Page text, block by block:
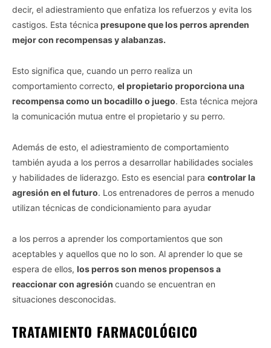
decir, el adiestramiento que enfatiza los refuerzos y evita los
castigos. Esta técnica presupone que los perros aprenden
mejor con recompensas y alabanzas.
Esto significa que, cuando un perro realiza un
comportamiento correcto, el propietario proporciona una
recompensa como un bocadillo o juego. Esta técnica mejora
la comunicación mutua entre el propietario y su perro.
Además de esto, el adiestramiento de comportamiento
también ayuda a los perros a desarrollar habilidades sociales
y habilidades de liderazgo. Esto es esencial para controlar la
agresión en el futuro. Los entrenadores de perros a menudo
utilizan técnicas de condicionamiento para ayudar
a los perros a aprender los comportamientos que son
aceptables y aquellos que no lo son. Al aprender lo que se
espera de ellos, los perros son menos propensos a
reaccionar con agresión cuando se encuentran en
situaciones desconocidas.
TRATAMIENTO FARMACOLÓGICO